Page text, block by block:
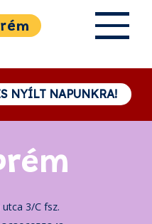
NYÍLT NAPUNKRA!
3/C fsz.